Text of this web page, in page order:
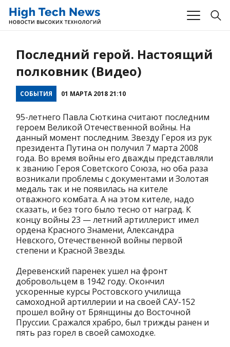
Последний герой. Настоящий
полковник (Видео)
СОБЫТИЯ 01 МАРТА 2018 21:10
95-летнего Павла Сюткина считают последним
героем Великой Отечественной войны. На
данный момент последним. Звезду Героя из рук
президента Путина он получил 7 марта 2008
года. Во время войны его дважды представляли
к званию Героя Советского Союза, но оба раза
возникали проблемы с документами и Золотая
медаль так и не появилась на кителе
отважного комбата. А на этом кителе, надо
сказать, и без того было тесно от наград. К
концу войны 23 — летний артиллерист имел
ордена Красного Знамени, Александра
Невского, Отечественной войны первой
степени и Красной Звезды.
Деревенский паренек ушел на фронт
добровольцем в 1942 году. Окончил
ускоренные курсы Ростовского училища
самоходной артиллерии и на своей САУ-152
прошел войну от Брянщины до Восточной
Пруссии. Сражался храбро, был трижды ранен и
пять раз горел в своей самоходке.